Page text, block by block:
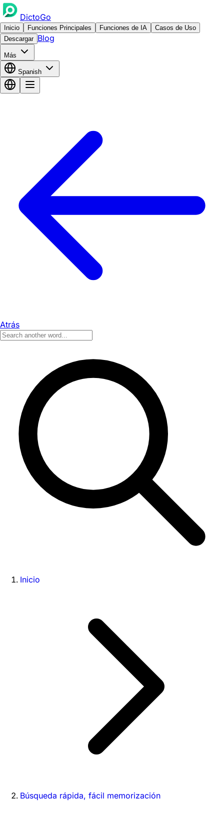
DictoGo
Inicio Funciones Principales Funciones de IA
Casos de Uso
Descargar Blog
Más
Spanish
Atrás
Inicio
Búsqueda rápida, fácil memorización